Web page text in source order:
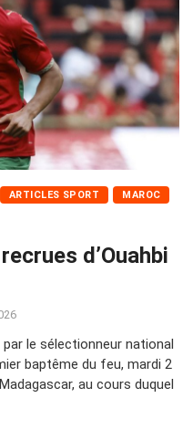
ARTICLES SPORT MAROC
d’Ouahbi
le sélectionneur national
baptême du feu, mardi 2
au cours duquel